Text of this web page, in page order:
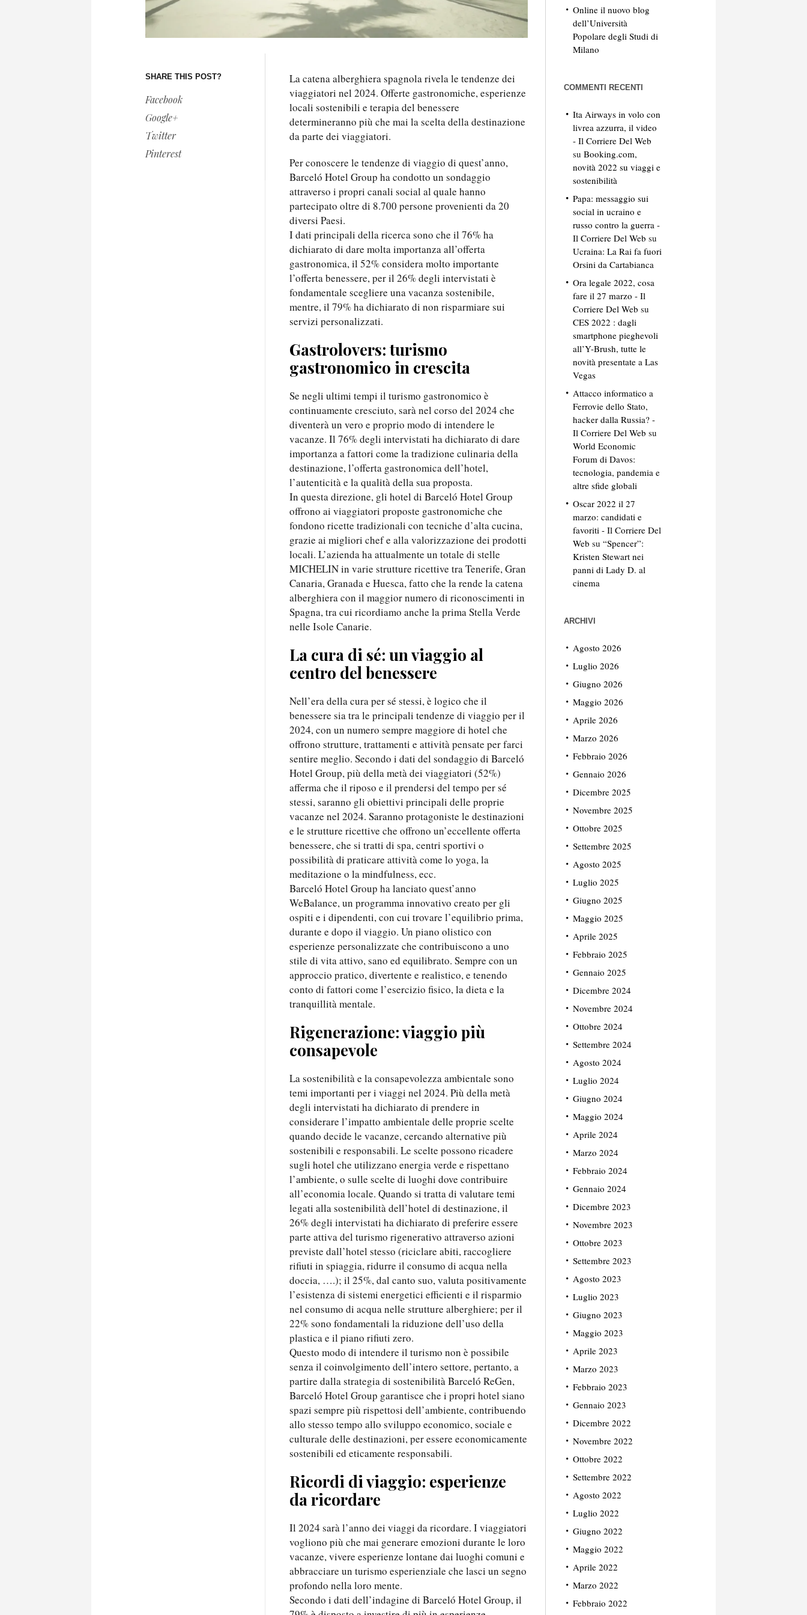
SHARE THIS POST?
Facebook
Google+
Twitter
Pinterest
La catena alberghiera spagnola rivela le tendenze dei
viaggiatori nel 2024. Offerte gastronomiche, esperienze
locali sostenibili e terapia del benessere
determineranno più che mai la scelta della destinazione
da parte dei viaggiatori.
Per conoscere le tendenze di viaggio di quest’anno,
Barceló Hotel Group ha condotto un sondaggio
attraverso i propri canali social al quale hanno
partecipato oltre di 8.700 persone provenienti da 20
diversi Paesi.
I dati principali della ricerca sono che il 76% ha
dichiarato di dare molta importanza all’offerta
gastronomica, il 52% considera molto importante
l’offerta benessere, per il 26% degli intervistati è
fondamentale scegliere una vacanza sostenibile,
mentre, il 79% ha dichiarato di non risparmiare sui
servizi personalizzati.
Gastrolovers: turismo
gastronomico in crescita
Se negli ultimi tempi il turismo gastronomico è
continuamente cresciuto, sarà nel corso del 2024 che
diventerà un vero e proprio modo di intendere le
vacanze. Il 76% degli intervistati ha dichiarato di dare
importanza a fattori come la tradizione culinaria della
destinazione, l’offerta gastronomica dell’hotel,
l’autenticità e la qualità della sua proposta.
In questa direzione, gli hotel di Barceló Hotel Group
offrono ai viaggiatori proposte gastronomiche che
fondono ricette tradizionali con tecniche d’alta cucina,
grazie ai migliori chef e alla valorizzazione dei prodotti
locali. L’azienda ha attualmente un totale di stelle
MICHELIN in varie strutture ricettive tra Tenerife, Gran
Canaria, Granada e Huesca, fatto che la rende la catena
alberghiera con il maggior numero di riconoscimenti in
Spagna, tra cui ricordiamo anche la prima Stella Verde
nelle Isole Canarie.
La cura di sé: un viaggio al
centro del benessere
Nell’era della cura per sé stessi, è logico che il
benessere sia tra le principali tendenze di viaggio per il
2024, con un numero sempre maggiore di hotel che
offrono strutture, trattamenti e attività pensate per farci
sentire meglio. Secondo i dati del sondaggio di Barceló
Hotel Group, più della metà dei viaggiatori (52%)
afferma che il riposo e il prendersi del tempo per sé
stessi, saranno gli obiettivi principali delle proprie
vacanze nel 2024. Saranno protagoniste le destinazioni
e le strutture ricettive che offrono un’eccellente offerta
benessere, che si tratti di spa, centri sportivi o
possibilità di praticare attività come lo yoga, la
meditazione o la mindfulness, ecc.
Barceló Hotel Group ha lanciato quest’anno
WeBalance, un programma innovativo creato per gli
ospiti e i dipendenti, con cui trovare l’equilibrio prima,
durante e dopo il viaggio. Un piano olistico con
esperienze personalizzate che contribuiscono a uno
stile di vita attivo, sano ed equilibrato. Sempre con un
approccio pratico, divertente e realistico, e tenendo
conto di fattori come l’esercizio fisico, la dieta e la
tranquillità mentale.
Rigenerazione: viaggio più
consapevole
La sostenibilità e la consapevolezza ambientale sono
temi importanti per i viaggi nel 2024. Più della metà
degli intervistati ha dichiarato di prendere in
considerare l’impatto ambientale delle proprie scelte
quando decide le vacanze, cercando alternative più
sostenibili e responsabili. Le scelte possono ricadere
sugli hotel che utilizzano energia verde e rispettano
l’ambiente, o sulle scelte di luoghi dove contribuire
all’economia locale. Quando si tratta di valutare temi
legati alla sostenibilità dell’hotel di destinazione, il
26% degli intervistati ha dichiarato di preferire essere
parte attiva del turismo rigenerativo attraverso azioni
previste dall’hotel stesso (riciclare abiti, raccogliere
rifiuti in spiaggia, ridurre il consumo di acqua nella
doccia, ….); il 25%, dal canto suo, valuta positivamente
l’esistenza di sistemi energetici efficienti e il risparmio
nel consumo di acqua nelle strutture alberghiere; per il
22% sono fondamentali la riduzione dell’uso della
plastica e il piano rifiuti zero.
Questo modo di intendere il turismo non è possibile
senza il coinvolgimento dell’intero settore, pertanto, a
partire dalla strategia di sostenibilità Barceló ReGen,
Barceló Hotel Group garantisce che i propri hotel siano
spazi sempre più rispettosi dell’ambiente, contribuendo
allo stesso tempo allo sviluppo economico, sociale e
culturale delle destinazioni, per essere economicamente
sostenibili ed eticamente responsabili.
Ricordi di viaggio: esperienze
da ricordare
Il 2024 sarà l’anno dei viaggi da ricordare. I viaggiatori
vogliono più che mai generare emozioni durante le loro
vacanze, vivere esperienze lontane dai luoghi comuni e
abbracciare un turismo esperienziale che lasci un segno
profondo nella loro mente.
Secondo i dati dell’indagine di Barceló Hotel Group, il
Online il nuovo blog
dell’Università
Popolare degli Studi di
Milano
COMMENTI RECENTI
Ita Airways in volo con
livrea azzurra, il video
- Il Corriere Del Web
su Booking.com,
novità 2022 su viaggi e
sostenibilità
Papa: messaggio sui
social in ucraino e
russo contro la guerra -
Il Corriere Del Web su
Ucraina: La Rai fa fuori
Orsini da Cartabianca
Ora legale 2022, cosa
fare il 27 marzo - Il
Corriere Del Web su
CES 2022 : dagli
smartphone pieghevoli
all’Y-Brush, tutte le
novità presentate a Las
Vegas
Attacco informatico a
Ferrovie dello Stato,
hacker dalla Russia? -
Il Corriere Del Web su
World Economic
Forum di Davos:
tecnologia, pandemia e
altre sfide globali
Oscar 2022 il 27
marzo: candidati e
favoriti - Il Corriere Del
Web su “Spencer”:
Kristen Stewart nei
panni di Lady D. al
cinema
ARCHIVI
Agosto 2026
Luglio 2026
Giugno 2026
Maggio 2026
Aprile 2026
Marzo 2026
Febbraio 2026
Gennaio 2026
Dicembre 2025
Novembre 2025
Ottobre 2025
Settembre 2025
Agosto 2025
Luglio 2025
Giugno 2025
Maggio 2025
Aprile 2025
Febbraio 2025
Gennaio 2025
Dicembre 2024
Novembre 2024
Ottobre 2024
Settembre 2024
Agosto 2024
Luglio 2024
Giugno 2024
Maggio 2024
Aprile 2024
Marzo 2024
Febbraio 2024
Gennaio 2024
Dicembre 2023
Novembre 2023
Ottobre 2023
Settembre 2023
Agosto 2023
Luglio 2023
Giugno 2023
Maggio 2023
Aprile 2023
Marzo 2023
Febbraio 2023
Gennaio 2023
Dicembre 2022
Novembre 2022
Ottobre 2022
Settembre 2022
Agosto 2022
Luglio 2022
Giugno 2022
Maggio 2022
Aprile 2022
Marzo 2022
Febbraio 2022